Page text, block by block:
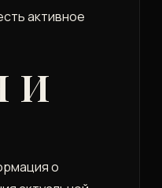
активное
И
о